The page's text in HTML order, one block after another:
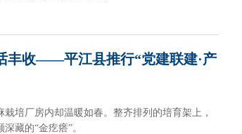
丰收——平江县推行“党建联建·产
培厂房内却温暖如春。整齐排列的培育架上，
藏的“金疙瘩”。